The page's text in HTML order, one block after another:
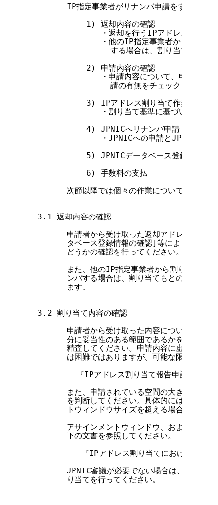
IP指定事業者がリナンバ申請をする際に行
            1) 返却内容の確認
・返却を行うIPアドレスの情報
・他のIP指定事業者から割り当て
する場合は、割り当てもとの
            2) 申請内容の確認
・申請内容について、申請書を
                 請の有無をチェックします。
            3) IPアドレス割り当て作業
・割り当て基準に基づいて、実際
            4) JPNICへリナンバ申請
・JPNICへの申請とJPNICデータ
5) JPNICデータベース登録情報の
            6) 手数料の支払
次節以降では個々の作業について具体的に
  3.1 返却内容の確認
申請者から受け取った返却アドレスにつ
タベース登録情報の確認]等により返却さ
        どうかの確認を行ってください。
また、他のIP指定事業者から割り当てを受
ンバする場合は、割り当てもとのIP指定事
        ます。
  3.2 割り当て内容の確認
申請者から受け取った内容について、申請
分に妥当性のある範囲であるかを、下記の
精査してください。申請内容に虚偽が含ま
は困難ではありますが、可能な限りこれに
『IPアドレス割り当て報告申請処理に
また、申請されている空間の大きさが、
を判断してください。具体的には、申請さ
トウィンドウサイズを超える場合には、
アサインメントウィンドウ、およびJPNIC
        下の文書を参照してください。
『IPアドレス割り当てにおけるJPNIC
JPNIC審議が必要でない場合は、[4.3 IP
        り当てを行ってください。